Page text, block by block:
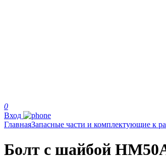
0
Вход
ГлавнаяЗапасные части и комплектующие к
Болт с шайбой